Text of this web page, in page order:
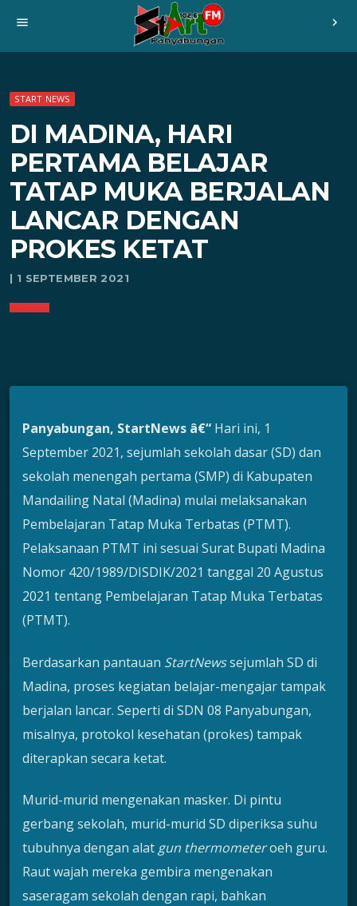
menu chevron_right
START NEWS
DI MADINA, HARI
PERTAMA BELAJAR
TATAP MUKA BERJALAN
LANCAR DENGAN
PROKES KETAT
| 1 SEPTEMBER 2021
Panyabungan, StartNews â€“ Hari ini, 1
September 2021, sejumlah sekolah dasar (SD) dan
sekolah menengah pertama (SMP) di Kabupaten
Mandailing Natal (Madina) mulai melaksanakan
Pembelajaran Tatap Muka Terbatas (PTMT).
Pelaksanaan PTMT ini sesuai Surat Bupati Madina
Nomor 420/1989/DISDIK/2021 tanggal 20 Agustus
2021 tentang Pembelajaran Tatap Muka Terbatas
(PTMT).
Berdasarkan pantauan StartNewssejumlah SD di
Madina, proses kegiatan belajar-mengajar tampak
berjalan lancar. Seperti di SDN 08 Panyabungan,
misalnya, protokol kesehatan (prokes) tampak
diterapkan secara ketat.
Murid-murid mengenakan masker. Di pintu
gerbang sekolah, murid-murid SD diperiksa suhu
tubuhnya dengan alat gun thermometeroeh guru.
Raut wajah mereka gembira mengenakan
saseragam sekolah dengan rapi, bahkan